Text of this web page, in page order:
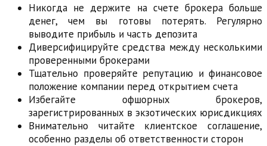
Никогда не держите на счете брокера больше
денег, чем вы готовы потерять. Регулярно
выводите прибыль и часть депозита
Диверсифицируйте средства между несколькими
проверенными брокерами
Тщательно проверяйте репутацию и финансовое
положение компании перед открытием счета
Избегайте офшорных брокеров,
зарегистрированных в экзотических юрисдикциях
Внимательно читайте клиентское соглашение,
особенно разделы об ответственности сторон